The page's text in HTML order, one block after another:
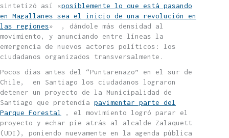
sintetizó así «posiblemente lo que está pasando
en Magallanes sea el inicio de una revolución en
las regiones» , dándole más densidad al
movimiento, y anunciando entre líneas la
emergencia de nuevos actores políticos: los
ciudadanos organizados transversalmente.
Pocos días antes del “Puntarenazo” en el sur de
Chile, en Santiago los ciudadanos lograron
detener un proyecto de la Municipalidad de
Santiago que pretendía pavimentar parte del
Parque Forestal
, el movimiento logró parar el
proyecto y echar pie atrás al alcalde Zalaquett
(UDI), poniendo nuevamente en la agenda pública